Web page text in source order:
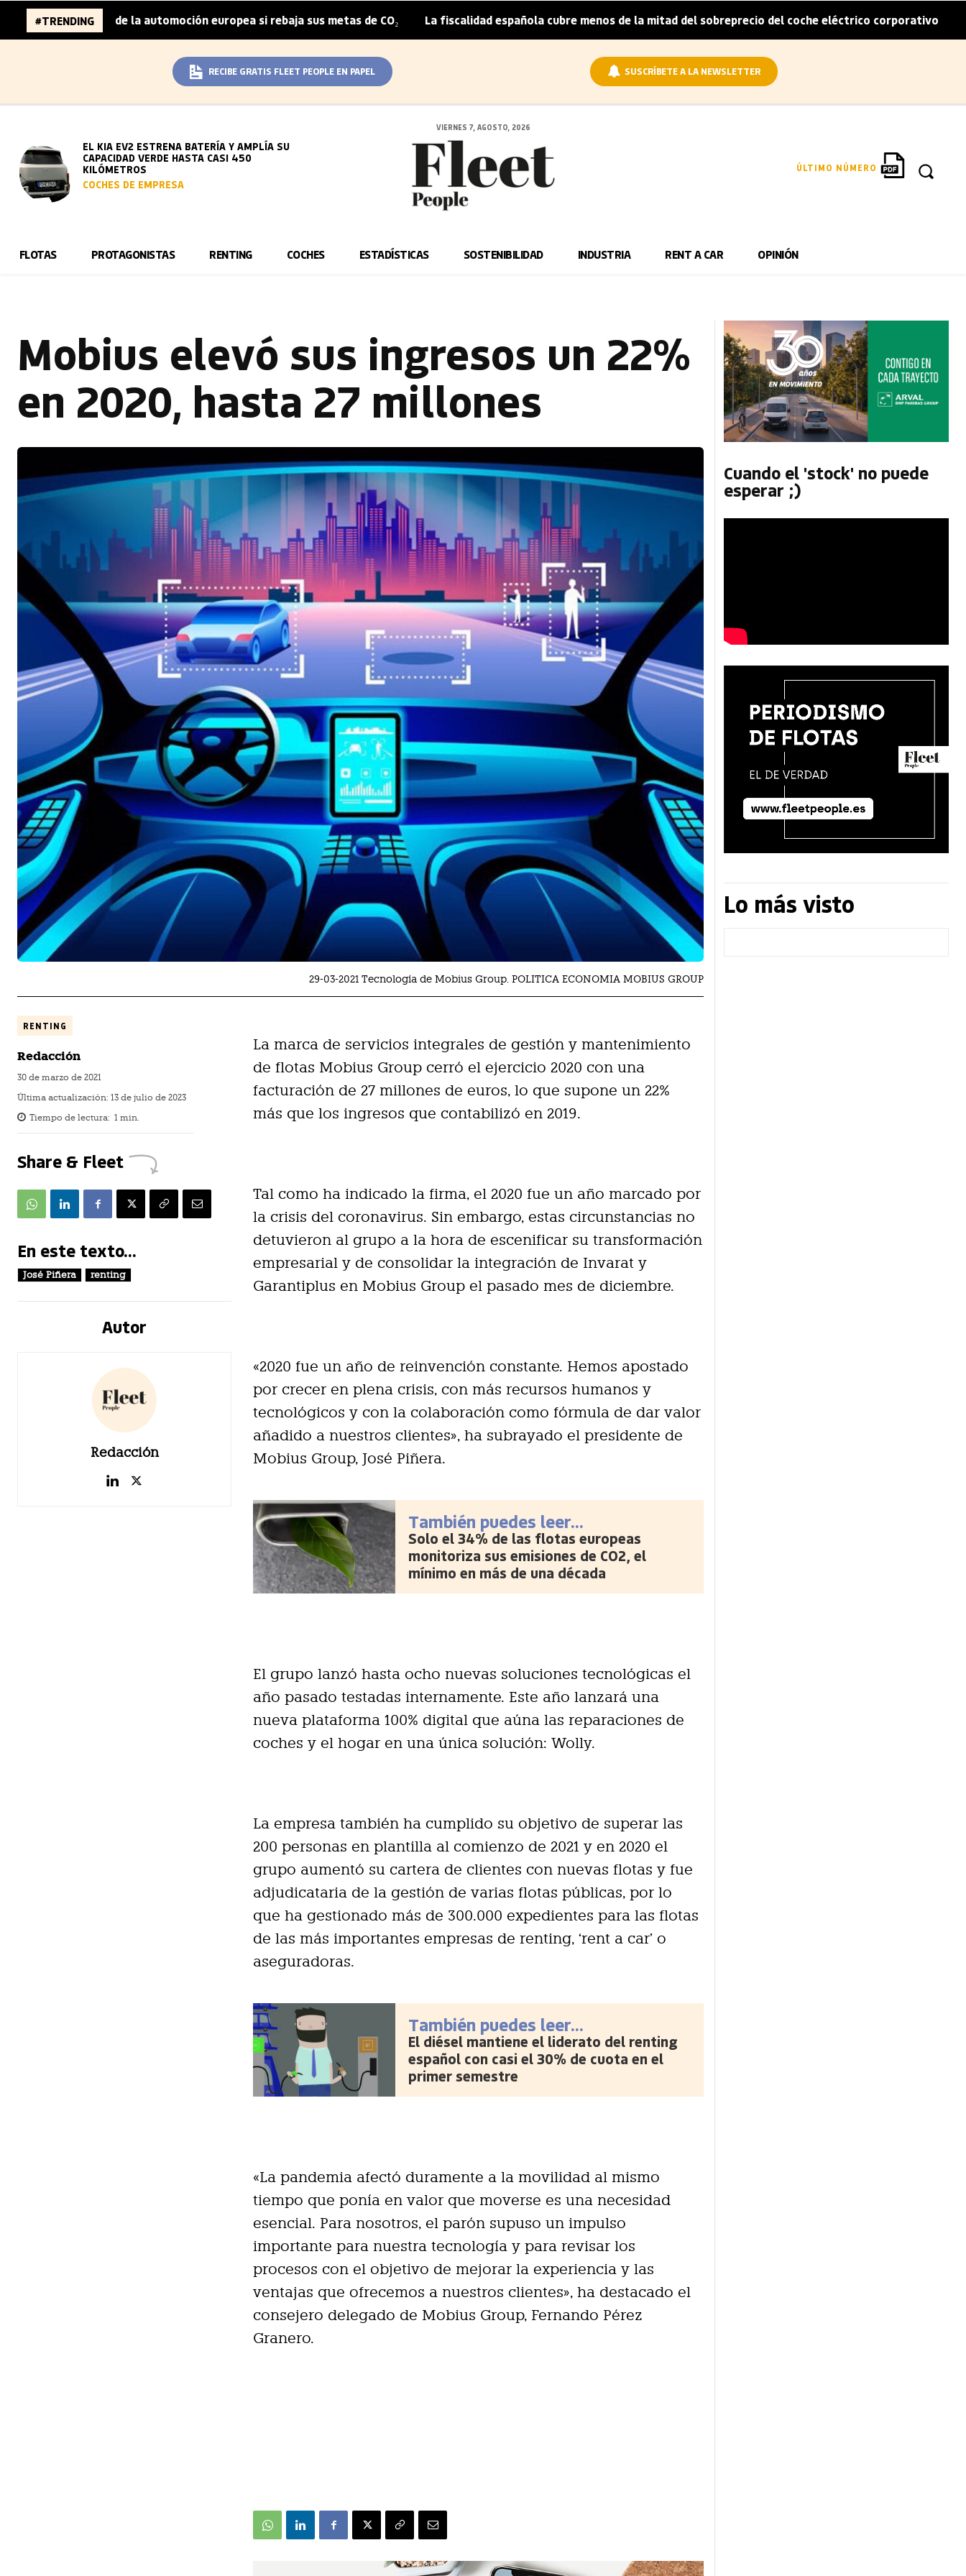
#TRENDING
de la automoción europea si rebaja sus metas de CO₂ | La fiscalidad española cubre menos de la mitad del sobreprecio del coche eléctrico corporativo | Arval
RECIBE GRATIS FLEET PEOPLE EN PAPEL SUSCRÍBETE A LA NEWSLETTER
EL KIA EV2 ESTRENA BATERÍA Y AMPLÍA SU
CAPACIDAD VERDE HASTA CASI 450
KILÓMETROS
COCHES DE EMPRESA
VIERNES 7, AGOSTO, 2026
ÚLTIMO NÚMERO
FLOTAS PROTAGONISTAS RENTING COCHES ESTADÍSTICAS SOSTENIBILIDAD INDUSTRIA RENT A CAR OPINIÓN
Mobius elevó sus ingresos un 22%
en 2020, hasta 27 millones
29-03-2021 Tecnología de Mobius Group. POLITICA ECONOMIA MOBIUS GROUP
RENTING
Redacción
30 de marzo de 2021
Última actualización: 13 de julio de 2023
Tiempo de lectura: 1 min.
Share & Fleet
En este texto...
José Piñera renting
Autor
Redacción
La marca de servicios integrales de gestión y mantenimiento
de flotas Mobius Group cerró el ejercicio 2020 con una
facturación de 27 millones de euros, lo que supone un 22%
más que los ingresos que contabilizó en 2019.
Tal como ha indicado la firma, el 2020 fue un año marcado por
la crisis del coronavirus. Sin embargo, estas circunstancias no
detuvieron al grupo a la hora de escenificar su transformación
empresarial y de consolidar la integración de Invarat y
Garantiplus en Mobius Group el pasado mes de diciembre.
«2020 fue un año de reinvención constante. Hemos apostado
por crecer en plena crisis, con más recursos humanos y
tecnológicos y con la colaboración como fórmula de dar valor
añadido a nuestros clientes», ha subrayado el presidente de
Mobius Group, José Piñera.
También puedes leer...
Solo el 34% de las flotas europeas
monitoriza sus emisiones de CO2, el
mínimo en más de una década
El grupo lanzó hasta ocho nuevas soluciones tecnológicas el
año pasado testadas internamente. Este año lanzará una
nueva plataforma 100% digital que aúna las reparaciones de
coches y el hogar en una única solución: Wolly.
La empresa también ha cumplido su objetivo de superar las
200 personas en plantilla al comienzo de 2021 y en 2020 el
grupo aumentó su cartera de clientes con nuevas flotas y fue
adjudicataria de la gestión de varias flotas públicas, por lo
que ha gestionado más de 300.000 expedientes para las flotas
de las más importantes empresas de renting, ‘rent a car’ o
aseguradoras.
También puedes leer...
El diésel mantiene el liderato del renting
español con casi el 30% de cuota en el
primer semestre
«La pandemia afectó duramente a la movilidad al mismo
tiempo que ponía en valor que moverse es una necesidad
esencial. Para nosotros, el parón supuso un impulso
importante para nuestra tecnología y para revisar los
procesos con el objetivo de mejorar la experiencia y las
ventajas que ofrecemos a nuestros clientes», ha destacado el
consejero delegado de Mobius Group, Fernando Pérez
Granero.
Cuando el 'stock' no puede
esperar ;)
Lo más visto